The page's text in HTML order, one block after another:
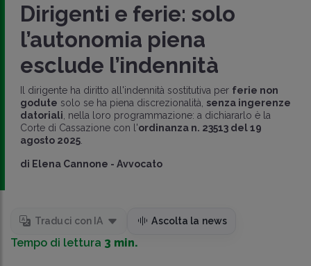
Dirigenti e ferie: solo
l’autonomia piena
esclude l’indennità
Il dirigente ha diritto all'indennità sostitutiva per ferie non
godute solo se ha piena discrezionalità, senza ingerenze
datoriali , nella loro programmazione: a dichiararlo è la
Corte di Cassazione con l'ordinanza n. 23513 del 19
agosto 2025.
di Elena Cannone - Avvocato
Traduci con IA Ascolta la news
Tempo di lettura 3 min.